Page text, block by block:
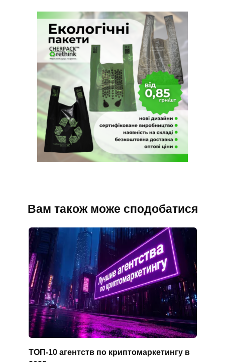
Вам також може сподобатися
ТОП-10 агентств по криптомаркетингу в